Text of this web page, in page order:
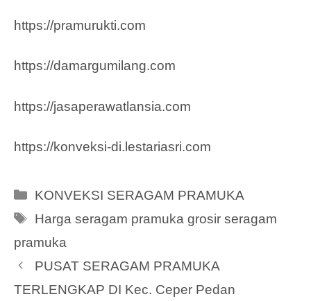
https://pramurukti.com
https://damargumilang.com
https://jasaperawatlansia.com
https://konveksi-di.lestariasri.com
Categories
KONVEKSI SERAGAM PRAMUKA
Tags
Harga seragam pramuka grosir seragam
pramuka
PUSAT SERAGAM PRAMUKA
TERLENGKAP DI Kec. Ceper Pedan